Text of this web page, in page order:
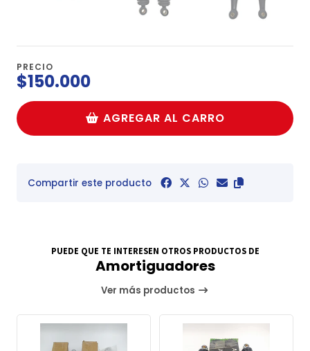
PRECIO
$150.000
AGREGAR AL CARRO
Compartir este producto
PUEDE QUE TE INTERESEN OTROS PRODUCTOS DE
Amortiguadores
Ver más productos